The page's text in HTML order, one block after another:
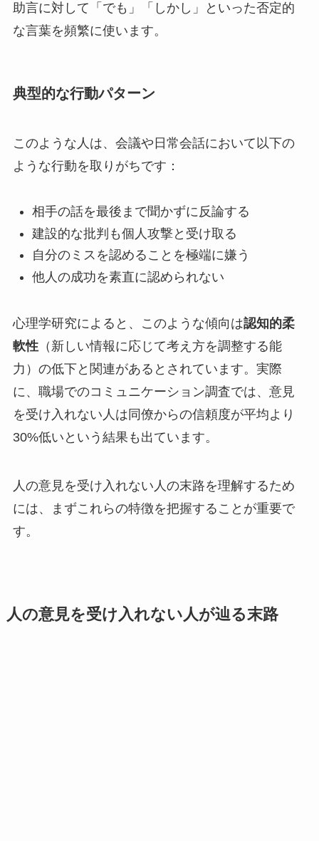
助言に対して「でも」「しかし」といった否定的
な言葉を頻繁に使います。
典型的な行動パターン
このような人は、会議や日常会話において以下の
ような行動を取りがちです：
相手の話を最後まで聞かずに反論する
建設的な批判も個人攻撃と受け取る
自分のミスを認めることを極端に嫌う
他人の成功を素直に認められない
心理学研究によると、このような傾向は認知的柔
軟性（新しい情報に応じて考え方を調整する能
力）の低下と関連があるとされています。実際
に、職場でのコミュニケーション調査では、意見
を受け入れない人は同僚からの信頼度が平均より
30%低いという結果も出ています。
人の意見を受け入れない人の末路を理解するため
には、まずこれらの特徴を把握することが重要で
す。
人の意見を受け入れない人が辿る末路